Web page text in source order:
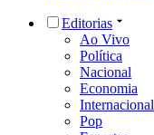
Editorias
Ao Vivo
Política
Nacional
Economia
Internacional
Pop